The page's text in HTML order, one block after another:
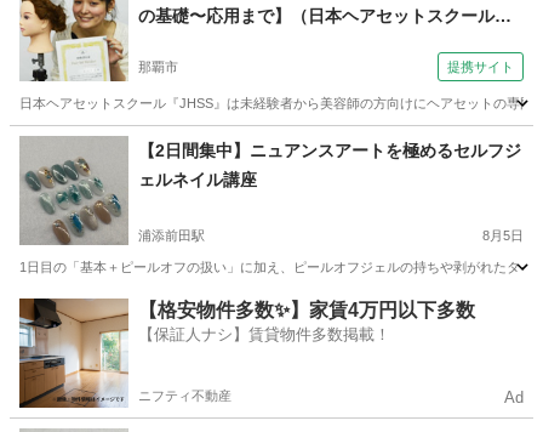
の基礎〜応用まで】（日本ヘアセットスクール
事しながら学べる♪）
那覇市 提携サイト
日本ヘアセットスクール『JHSS』は未経験者から美容師の方向けにヘアセットの専
沖縄 那覇市 ヘアメイク
【2日間集中】ニュアンスアートを極めるセルフジ
ェルネイル講座
浦添前田駅 8月5日
1日目の「基本＋ピールオフの扱い」に加え、ピールオフジェルの持ちや剥がれたタ
沖縄 宜野湾市 浦添前田駅 美容健康 アート
【格安物件多数✨】家賃4万円以下多数
【保証人ナシ】賃貸物件多数掲載！
ニフティ不動産 Ad